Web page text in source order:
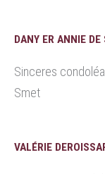
DANY ER ANNIE DE
Sinceres
Smet
VALÉRIE